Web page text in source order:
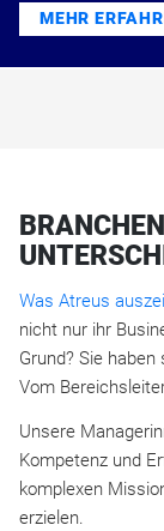
MEHR
Was Atreus
nicht nur ihr
Grund? Sie
Vom
Unsere
Kompetenz und
komplexen
erzielen.